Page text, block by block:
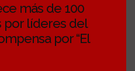
más de 100
por líderes del
por “El